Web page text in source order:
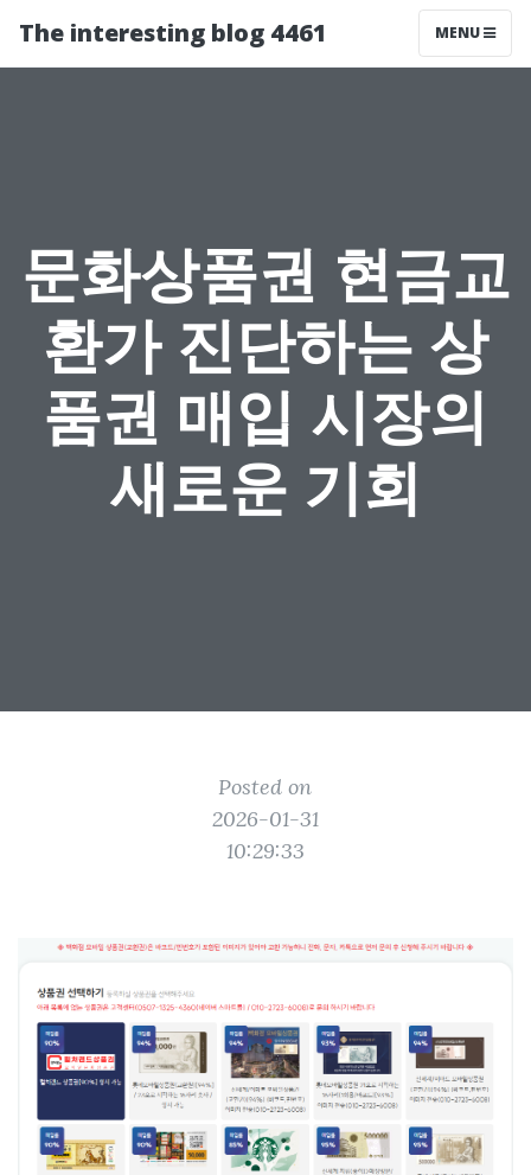
The interesting blog 4461 MENU
문화상품권 현금교
환가 진단하는 상
품권 매입 시장의
새로운 기회
Posted on
2026-01-31
10:29:33